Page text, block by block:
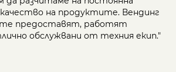
на продуктите. Вендинг
предоставят, работят
обслужвани от техния екип."